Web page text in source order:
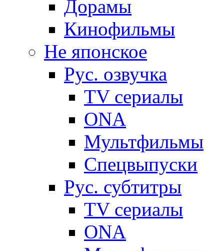
Дорамы
Кинофильмы
Не японское
Рус. озвучка
TV сериалы
ONA
Мультфильмы
Спецвыпуски
Рус. субтитры
TV сериалы
ONA